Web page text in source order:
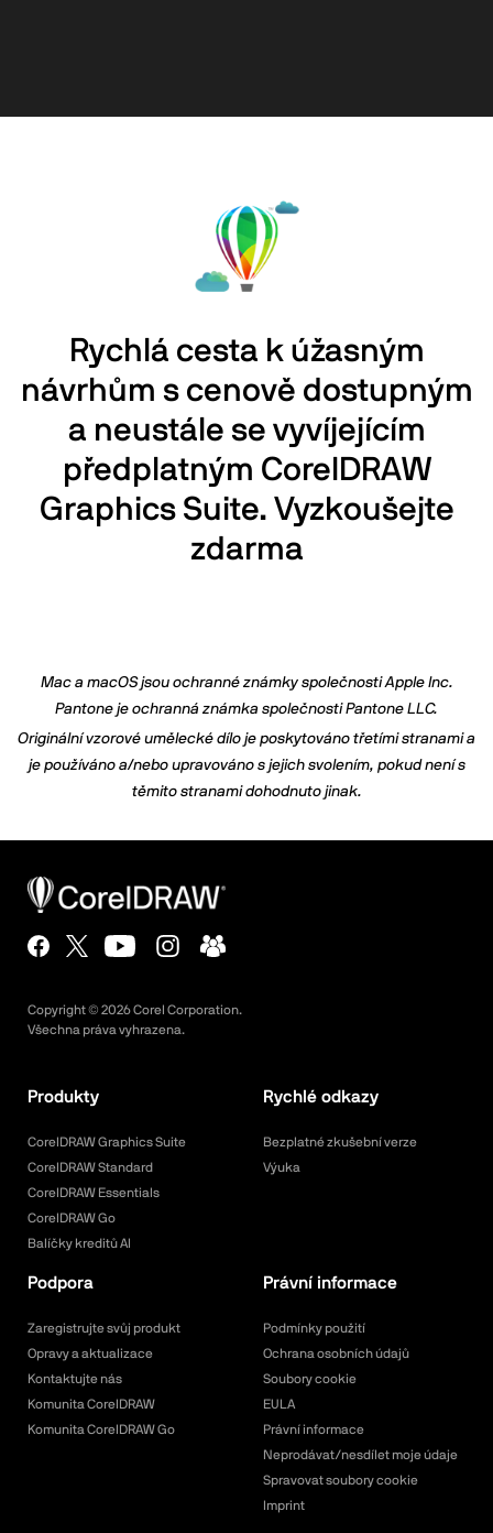
Rychlá cesta k úžasným
návrhům s cenově dostupným
a neustále se vyvíjejícím
předplatným CorelDRAW
Graphics Suite. Vyzkoušejte
zdarma
Mac a macOS jsou ochranné známky společnosti Apple Inc.
Pantone je ochranná známka společnosti Pantone LLC.
Originální vzorové umělecké dílo je poskytováno třetími stranami a
je používáno a/nebo upravováno s jejich svolením, pokud není s
těmito stranami dohodnuto jinak.
Copyright © 2026Corel Corporation.
Všechna práva vyhrazena.
Produkty
CorelDRAW Graphics Suite
CorelDRAW Standard
CorelDRAW Essentials
CorelDRAW Go
Balíčky kreditů AI
Rychlé odkazy
Bezplatné zkušební verze
Výuka
Podpora
Zaregistrujte svůj produkt
Opravy a aktualizace
Kontaktujte nás
Komunita CorelDRAW
Komunita CorelDRAW Go
Právní informace
Podmínky použití
Ochrana osobních údajů
Soubory cookie
EULA
Právní informace
Neprodávat/nesdílet moje údaje
Spravovat soubory cookie
Imprint